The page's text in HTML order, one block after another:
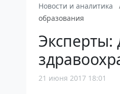
Новости и аналитика
образования
21 июня 2017 18:01